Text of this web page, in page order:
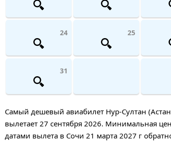
24 25
31
Самый дешевый авиабилет Нур-Султан
вылетает 27 сентября 2026. Минимальная
датами вылета в Сочи 21 марта 2027 г